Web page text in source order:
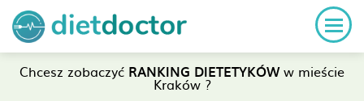
Chcesz zobaczyć RANKING DIETETYKÓWw mieście
Kraków ?